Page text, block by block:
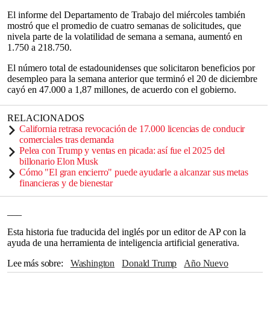
El informe del Departamento de Trabajo del miércoles también
mostró que el promedio de cuatro semanas de solicitudes, que
nivela parte de la volatilidad de semana a semana, aumentó en
1.750 a 218.750.
El número total de estadounidenses que solicitaron beneficios por
desempleo para la semana anterior que terminó el 20 de diciembre
cayó en 47.000 a 1,87 millones, de acuerdo con el gobierno.
RELACIONADOS
California retrasa revocación de 17.000 licencias de conducir
comerciales tras demanda
Pelea con Trump y ventas en picada: así fue el 2025 del
billonario Elon Musk
Cómo "El gran encierro" puede ayudarle a alcanzar sus metas
financieras y de bienestar
Esta historia fue traducida del inglés por un editor de AP con la
ayuda de una herramienta de inteligencia artificial generativa.
Lee más sobre
Washington Donald Trump
Año Nuevo